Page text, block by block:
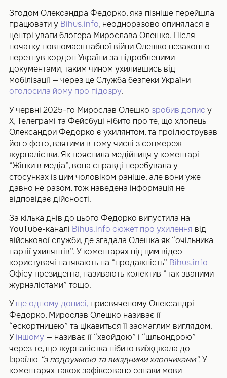
Згодом Олександра Федорко, яка пізніше перейшла
працювати у Bihus.info, неодноразово опинялася в
центрі уваги блогера Мирослава Олешка. Після
початку повномасштабної війни Олешко незаконно
перетнув кордон України за підробленими
документами, таким чином ухилившись від
мобілізації — через це Служба безпеки України
оголосила йому про підозру.
У червні 2025-го Мирослав Олешко зробив допис у
Х, Телеграмі та Фейсбуці нібито про те, що хлопець
Олександри Федорко є ухилянтом, та проілюстрував
його фото, взятими в тому числі з соцмереж
журналістки. Як пояснила медійниця у коментарі
“Жінки в медіа”, вона справді перебувала у
стосунках із цим чоловіком раніше, але вони уже
давно не разом, тож наведена інформація не
відповідає дійсності.
За кілька днів до цього Федорко випустила на
YouTube-каналі Bihus.info сюжет про ухилення від
військової служби, де згадала Олешка як “очільника
партії ухилянтів”. У коментарях під цим відео
користувачі натякають на “продажність” Bihus.info
Офісу президента, називають колектив “так званими
журналістами” тощо.
Уще одному дописі, присвяченому Олександрі
Федорко, Мирослав Олешко називає її
“ескортницею” та цікавиться її засмаглим виглядом.
Уіншому — називає її “хвойдою” і “шльондрою”
через те, що журналістка нібито виїжджала до
Ізраїлю “з подружкою та виїздними хлопчиками”.У
коментарях також зафіксовано ознаки мови